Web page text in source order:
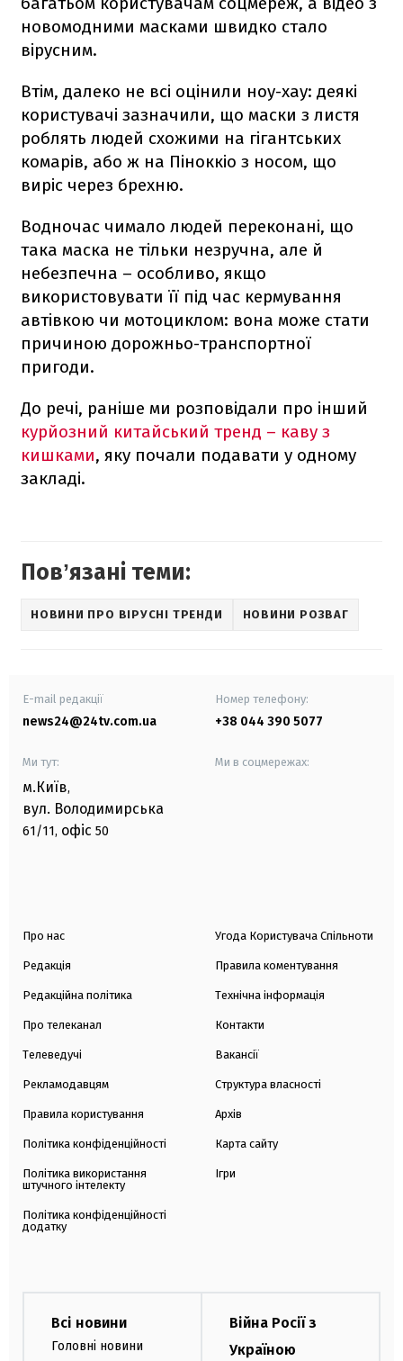
новомодними масками швидко стало
вірусним.
Втім, далеко не всі оцінили ноу-хау: деякі
користувачі зазначили, що маски з листя
роблять людей схожими на гігантських
комарів, або ж на Піноккіо з носом, що
виріс через брехню.
Водночас чимало людей переконані, що
така маска не тільки незручна, але й
небезпечна – особливо, якщо
використовувати її під час кермування
автівкою чи мотоциклом: вона може стати
причиною дорожньо-транспортної
пригоди.
До речі, раніше ми розповідали про інший
курйозний китайський тренд – каву з
кишками, яку почали подавати у одному
закладі.
Повʼязані теми:
НОВИНИ ПРО ВІРУСНІ ТРЕНДИ НОВИНИ РОЗВАГ
E-mail редакції
news24@24tv.com.ua
Номер телефону:
+38 044 390 5077
Ми тут:
м.Київ,
вул. Володимирська
61/11, офіс 50
Ми в соцмережах:
Про нас
Редакція
Редакційна політика
Про телеканал
Телеведучі
Рекламодавцям
Правила користування
Політика конфіденційності
Політика використання
штучного інтелекту
Політика конфіденційності
додатку
Угода Користувача Спільноти
Правила коментування
Технічна інформація
Контакти
Вакансії
Структура власності
Архів
Карта сайту
Ігри
Всі новини
Головні новини
Війна Росії з
Україною